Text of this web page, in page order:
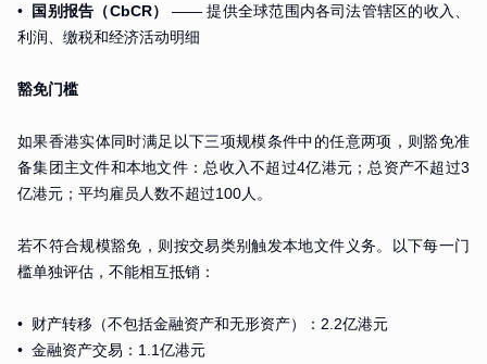
• 国别报告（CbCR）
—— 提供全球范围内各司法管辖区的收入、
利润、缴税和经济活动明细
豁免门槛
如果香港实体同时满足以下三项规模条件中的任意两项，则豁免准
备集团主文件和本地文件：总收入不超过4亿港元；总资产不超过3
亿港元；平均雇员人数不超过100人。
若不符合规模豁免，则按交易类别触发本地文件义务。以下每一门
槛单独评估，不能相互抵销：
• 财产转移（不包括金融资产和无形资产）：2.2亿港元
• 金融资产交易：1.1亿港元